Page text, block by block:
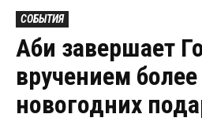
СОБЫТИЯ
Аби завершает
вручением
новогодних